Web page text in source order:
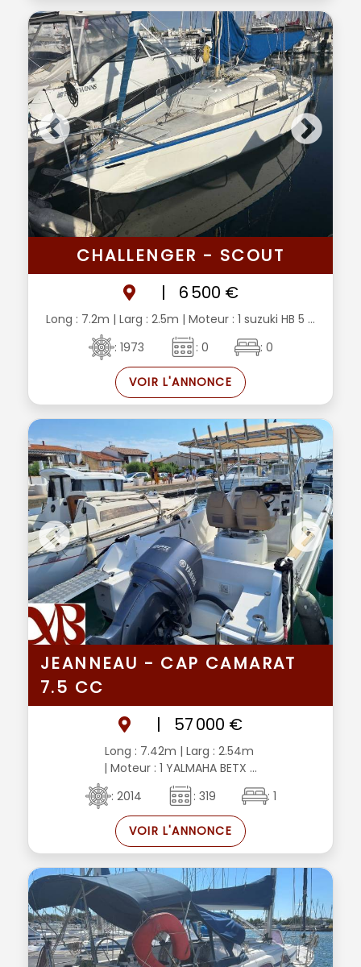
CHALLENGER - SCOUT
|
6 500 €
Long : 7.2m | Larg : 2.5m | Moteur : 1 suzuki HB 5 ...
: 1973
: 0 : 0
VOIR L'ANNONCE
JEANNEAU - CAP CAMARAT
7.5 CC
|
57 000 €
Long : 7.42m | Larg : 2.54m
| Moteur : 1 YALMAHA BETX ...
: 2014
: 319 : 1
VOIR L'ANNONCE